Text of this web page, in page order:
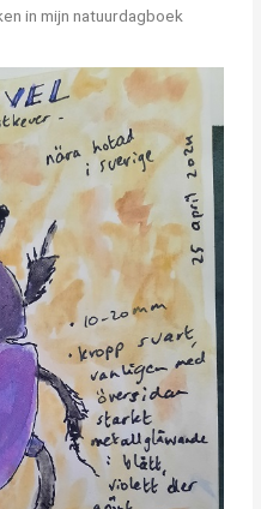
in mijn natuurdagboek